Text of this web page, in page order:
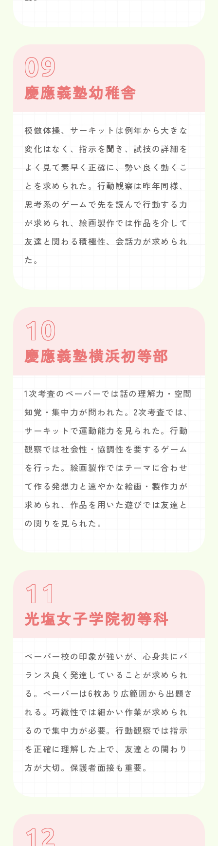
09
慶應義塾幼稚舎
模倣体操、サーキットは例年から大きな
変化はなく、指示を聞き、試技の詳細を
よく見て素早く正確に、勢い良く動くこ
とを求められた。行動観察は昨年同様、
思考系のゲームで先を読んで行動する力
が求められ、絵画製作では作品を介して
友達と関わる積極性、会話力が求められ
た。
10
慶應義塾横浜初等部
1次考査のペーパーでは話の理解力・空間
知覚・集中力が問われた。2次考査では、
サーキットで運動能力を見られた。行動
観察では社会性・協調性を要するゲーム
を行った。絵画製作ではテーマに合わせ
て作る発想力と速やかな絵画・製作力が
求められ、作品を用いた遊びでは友達と
の関りを見られた。
11
光塩女子学院初等科
ペーパー校の印象が強いが、心身共にバ
ランス良く発達していることが求められ
る。ペーパーは6枚あり広範囲から出題さ
れる。巧緻性では細かい作業が求められ
るので集中力が必要。行動観察では指示
を正確に理解した上で、友達との関わり
方が大切。保護者面接も重要。
12